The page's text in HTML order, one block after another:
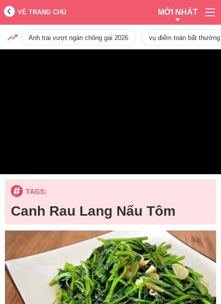
VỀ TRANG CHỦ MỚI NHẤT
Anh trai vượt ngàn chông gai 2026 vụ điểm toán bất
TAGS:
Canh Rau Lang Nấu Tôm